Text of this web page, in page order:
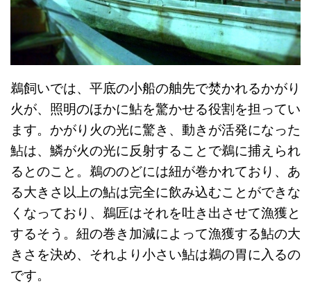
鵜飼いでは、平底の小船の舳先で焚かれるかがり
火が、照明のほかに鮎を驚かせる役割を担ってい
ます。かがり火の光に驚き、動きが活発になった
鮎は、鱗が火の光に反射することで鵜に捕えられ
るとのこと。鵜ののどには紐が巻かれており、あ
る大きさ以上の鮎は完全に飲み込むことができな
くなっており、鵜匠はそれを吐き出させて漁獲と
するそう。紐の巻き加減によって漁獲する鮎の大
きさを決め、それより小さい鮎は鵜の胃に入るの
です。